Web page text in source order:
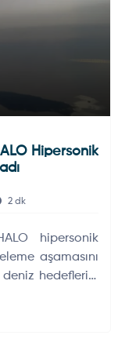
Hipersonik
2 dk
hipersonik
aşamasını
hedeflerini